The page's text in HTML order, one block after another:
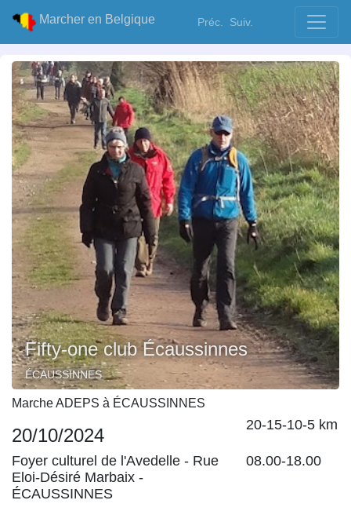
Marcher en Belgique Préc. Suiv.
Fifty-one club Écaussinnes
ÉCAUSSINNES
Marche ADEPS à ÉCAUSSINNES
20/10/2024 20-15-10-5 km
Foyer culturel de l'Avedelle - Rue
Eloi-Désiré Marbaix -
ÉCAUSSINNES
08.00-18.00